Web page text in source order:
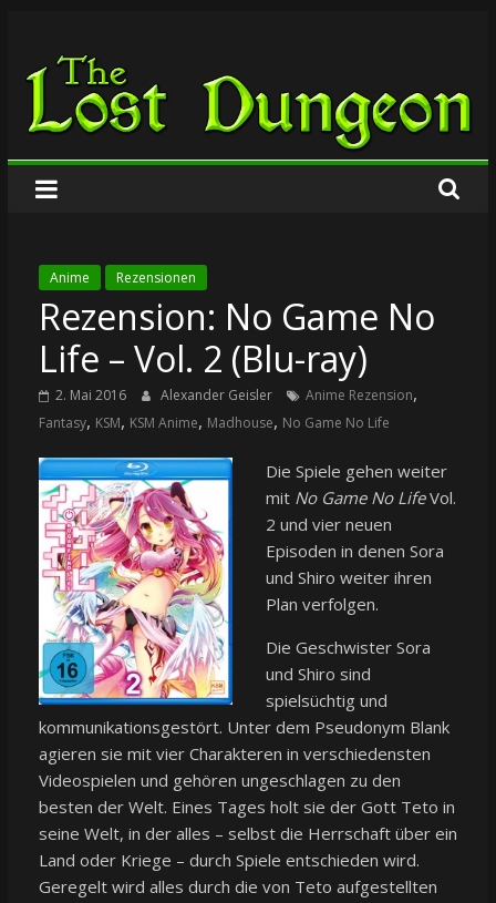
springen
The
Lost
Dungeon
Anime Rezensionen
Rezension: No Game No
Life – Vol. 2 (Blu-ray)
2. Mai 2016 Alexander Geisler Anime Rezension,
Fantasy, KSM, KSM Anime, Madhouse, No Game No Life
Die Spiele gehen weiter
mit No Game No LifeVol.
2 und vier neuen
Episoden in denen Sora
und Shiro weiter ihren
Plan verfolgen.
Die Geschwister Sora
und Shiro sind
spielsüchtig und
kommunikationsgestört. Unter dem Pseudonym Blank
agieren sie mit vier Charakteren in verschiedensten
Videospielen und gehören ungeschlagen zu den
besten der Welt. Eines Tages holt sie der Gott Teto in
seine Welt, in der alles – selbst die Herrschaft über ein
Land oder Kriege – durch Spiele entschieden wird.
Geregelt wird alles durch die von Teto aufgestellten